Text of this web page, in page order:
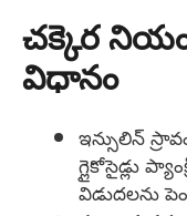
చక్కెర
విధానం
ఇన్సులిన్
గ్లైకోసైడ్లు
విడుదలను